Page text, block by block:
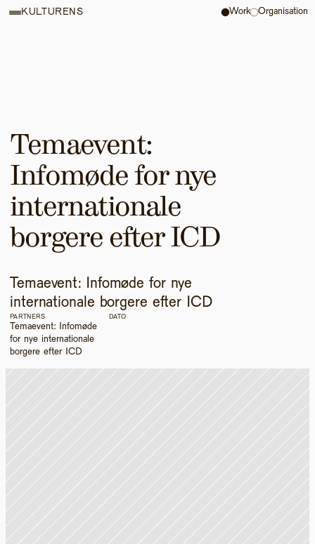
Temaevent:
Infomøde for nye
internationale
borgere efter ICD
Temaevent: Infomøde for nye
internationale borgere efter ICD
PARTNERS
Temaevent: Infomøde
for nye internationale
borgere efter ICD
DATO
KULTURENS Work Organisation